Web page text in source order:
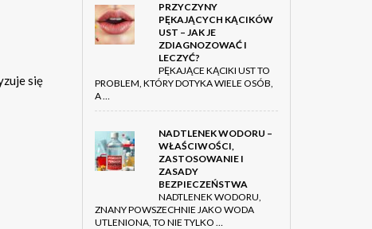
się
PRZYCZYNY
PĘKAJĄCYCH KĄCIKÓW
UST – JAK JE
ZDIAGNOZOWAĆ I
LECZYĆ?
PĘKAJĄCE KĄCIKI UST TO
PROBLEM, KTÓRY DOTYKA WIELE OSÓB,
A …
NADTLENEK WODORU –
WŁAŚCIWOŚCI,
ZASTOSOWANIE I
ZASADY
BEZPIECZEŃSTWA
NADTLENEK WODORU,
ZNANY POWSZECHNIE JAKO WODA
UTLENIONA, TO NIE TYLKO …